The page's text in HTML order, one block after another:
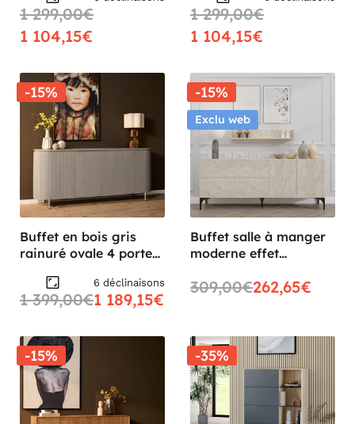
1 299,00€
1 104,15€
1 299,00€
1 104,15€
-15%
Buffet en bois gris
rainuré ovale 4 portes
6 déclinaisons
1 399,00€1 189,15€
-15%
Exclu web
Buffet salle à manger
moderne effet
JENA
309,00€262,65€
-15% -35%